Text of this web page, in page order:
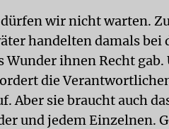
wir nicht warten.
handelten damals bei
Wunder ihnen Recht
die
Aber sie braucht auch
und jedem Einzelnen.